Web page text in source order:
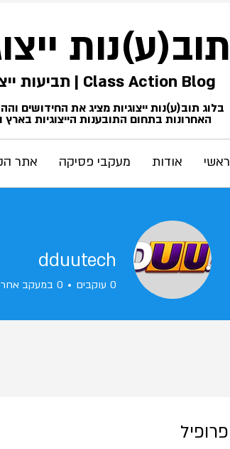
תוב(ע)נות
Class Action Blog | תביעות ייצוגיות
בלוג תוב(ע)נות ייצוגיות מציג את החידושים
האחרונות בתחום התובענות הייצוגיות בארץ
ראשי אודות מעקבי פסיקה אתר
פרופיל
dduutech
0 עוקבים 0 במעקב אחר